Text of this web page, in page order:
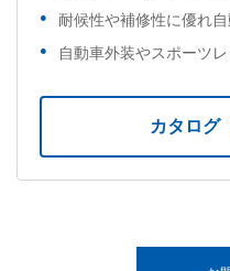
耐候性や補修性に優れ
自動車外装やスポーツ
カタログ